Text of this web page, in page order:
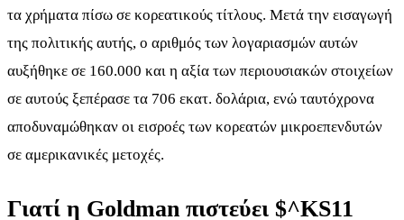
τα χρήματα πίσω σε κορεατικούς τίτλους. Μετά την εισαγωγή
της πολιτικής αυτής, ο αριθμός των λογαριασμών αυτών
αυξήθηκε σε 160.000 και η αξία των περιουσιακών στοιχείων
σε αυτούς ξεπέρασε τα 706 εκατ. δολάρια, ενώ ταυτόχρονα
αποδυναμώθηκαν οι εισροές των κορεατών μικροεπενδυτών
σε αμερικανικές μετοχές.
Γιατί η Goldman πιστεύει $^KS11